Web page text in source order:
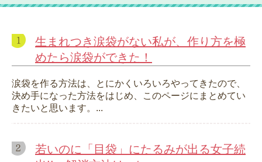
生まれつき涙袋がない私が、作り方を極
めたら涙袋ができた！
涙袋を作る方法は、とにかくいろいろやってきたので、
決め手になった方法をはじめ、このページにまとめてい
きたいと思います。...
若いのに「目袋」にたるみが出る女子続